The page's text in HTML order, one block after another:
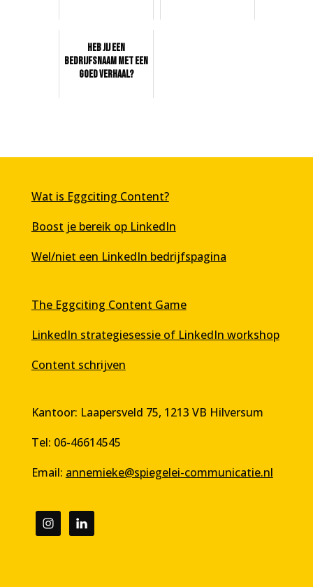
Heb jij een
bedrijfsnaam met een
goed verhaal?
Wat is Eggciting Content?
Boost je bereik op LinkedIn
Wel/niet een LinkedIn bedrijfspagina
The Eggciting Content Game
LinkedIn strategiesessie of LinkedIn workshop
Content schrijven
Kantoor: Laapersveld 75, 1213 VB Hilversum
Tel: 06-46614545
Email: annemieke@spiegelei-communicatie.nl